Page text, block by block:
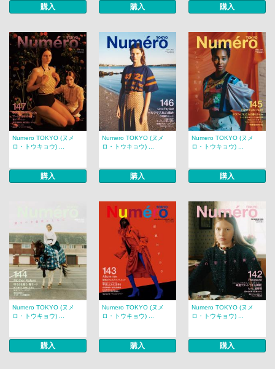
購入 購入 購入
Numero TOKYO (ヌメ
ロ・トウキョウ) ...
購入
Numero TOKYO (ヌメ
ロ・トウキョウ) ...
購入
Numero TOKYO (ヌメ
ロ・トウキョウ) ...
購入
Numero TOKYO (ヌメ
ロ・トウキョウ) ...
購入
Numero TOKYO (ヌメ
ロ・トウキョウ) ...
購入
Numero TOKYO (ヌメ
ロ・トウキョウ) ...
購入